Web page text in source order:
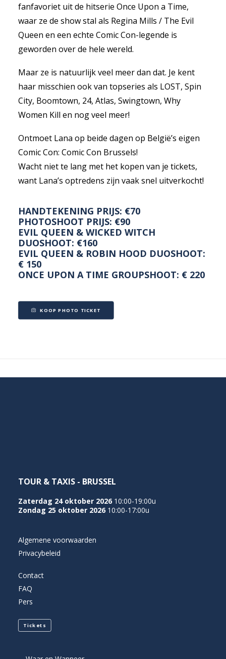
fanfavoriet uit de hitserie Once Upon a Time,
waar ze de show stal als Regina Mills / The Evil
Queen en een echte Comic Con-legende is
geworden over de hele wereld.
Maar ze is natuurlijk veel meer dan dat. Je kent
haar misschien ook van topseries als LOST, Spin
City, Boomtown, 24, Atlas, Swingtown, Why
Women Kill en nog veel meer!
Ontmoet Lana op beide dagen op België’s eigen
Comic Con: Comic Con Brussels!
Wacht niet te lang met het kopen van je tickets,
want Lana’s optredens zijn vaak snel uitverkocht!
HANDTEKENING PRIJS: €70
PHOTOSHOOT PRIJS: €90
EVIL QUEEN & WICKED WITCH
DUOSHOOT: €160
EVIL QUEEN & ROBIN HOOD DUOSHOOT:
€ 150
ONCE UPON A TIME GROUPSHOOT: € 220
KOOP PHOTO TICKET
TOUR & TAXIS - BRUSSEL
Zaterdag 24 oktober 2026 10:00-19:00u
Zondag 25 oktober 2026 10:00-17:00u
Algemene voorwaarden
Privacybeleid
Contact
FAQ
Pers
Tickets